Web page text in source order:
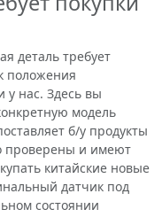
деталь требует
положения
у нас. Здесь вы
модель
б/у продукты
проверены и имеют
китайские новые
датчик под
состоянии